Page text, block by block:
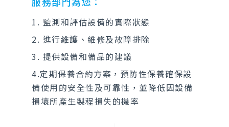
1. 監測和評估設備的實際狀態
2. 進行維護、維修及故障排除
3. 提供設備和備品的建議
4.定期保養合約方案，預防性保養確保設
備使用的安全性及可靠性，並降低因設備
損壞所產生製程損失的機率